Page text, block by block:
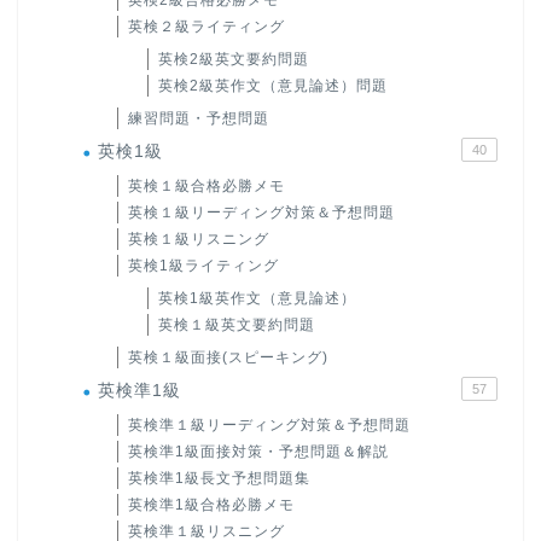
英検２級ライティング
英検2級英文要約問題
英検2級英作文（意見論述）問題
練習問題・予想問題
英検1級 40
英検１級合格必勝メモ
英検１級リーディング対策＆予想問題
英検１級リスニング
英検1級ライティング
英検1級英作文（意見論述）
英検１級英文要約問題
英検１級面接(スピーキング)
英検準1級 57
英検準１級リーディング対策＆予想問題
英検準1級面接対策・予想問題＆解説
英検準1級長文予想問題集
英検準1級合格必勝メモ
英検準１級リスニング